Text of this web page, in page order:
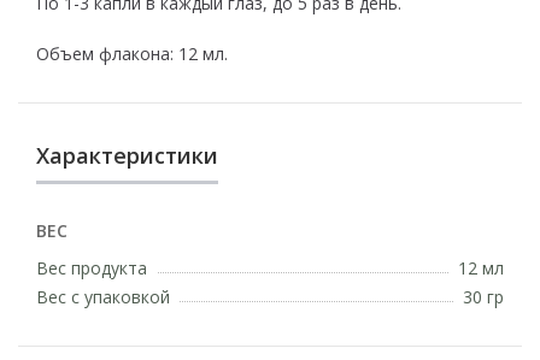
Объем флакона: 12 мл.
Характеристики
ВЕС
Вес продукта
12 мл
Вес с упаковкой
30 гр